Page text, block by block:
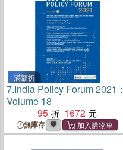
滿額折
7.India Policy Forum 2021：
Volume 18
95
1672
無庫存